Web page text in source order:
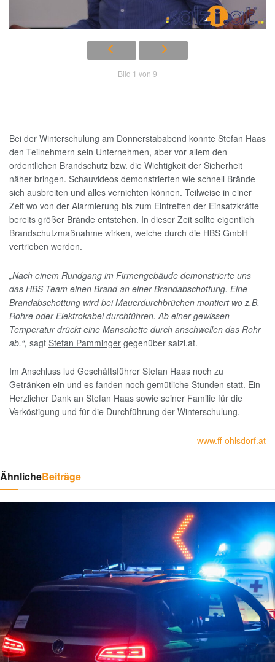
Bild 1 von 9
Bei der Winterschulung am Donnerstababend konnte Stefan Haas
den Teilnehmern sein Unternehmen, aber vor allem den
ordentlichen Brandschutz bzw. die Wichtigkeit der Sicherheit
näher bringen. Schauvideos demonstrierten wie schnell Brände
sich ausbreiten und alles vernichten können. Teilweise in einer
Zeit wo von der Alarmierung bis zum Eintreffen der Einsatzkräfte
bereits größer Brände entstehen. In dieser Zeit sollte eigentlich
Brandschutzmaßnahme wirken, welche durch die HBS GmbH
vertrieben werden.
„Nach einem Rundgang im Firmengebäude demonstrierte uns
das HBS Team einen Brand an einer Brandabschottung. Eine
Brandabschottung wird bei Mauerdurchbrüchen montiert wo z.B.
Rohre oder Elektrokabel durchführen. Ab einer gewissen
Temperatur drückt eine Manschette durch anschwellen das Rohr
ab.“, sagt Stefan Pamminger gegenüber salzi.at.
Im Anschluss lud Geschäftsführer Stefan Haas noch zu
Getränken ein und es fanden noch gemütliche Stunden statt. Ein
Herzlicher Dank an Stefan Haas sowie seiner Familie für die
Verköstigung und für die Durchführung der Winterschulung.
www.ff-ohlsdorf.at
ÄhnlicheBeiträge